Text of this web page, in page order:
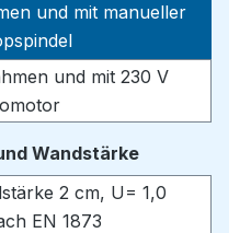
und mit manueller
und mit 230 V
Wandstärkeauswählen
2 cm, U= 1,0
EN 1873